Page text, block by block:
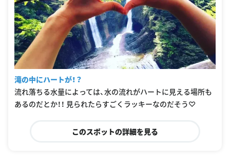
滝の中にハートが！？
流れ落ちる水量によっては、水の流れがハートに見える場所も
あるのだとか！！ 見られたらすごくラッキーなのだそう♡
このスポットの詳細を見る